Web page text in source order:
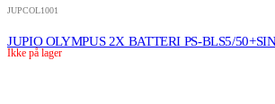
JUPCOL1001
JUPIO OLYMPUS 2X BATTERI PS-BLS5/
Ikke på lager